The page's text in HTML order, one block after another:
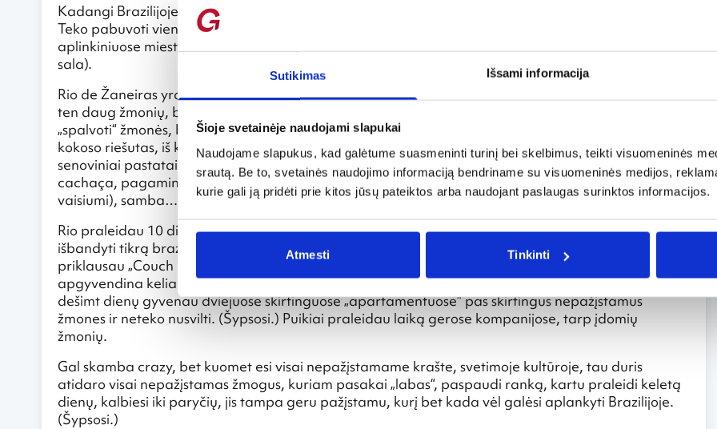
Sutikimas Išsami informacija
Šioje svetainėje naudojami slapukai
Naudojame slapukus, kad galėtume suasmeninti turinį bei skelbimus, teikti visuomeninės
srautą. Be to, svetainės naudojimo informaciją bendriname su visuomeninės medijos,
kurie gali ją pridėti prie kitos jūsų pateiktos arba naudojant paslaugas surinktos informacijos.
Atmesti Tinkinti
Kadangi Brazilijoje praleidau du mėnesius ir teko dirbti, negalėjau aplankyti daug įvairių vietų.
Teko pabuvoti vienuose iš didžiausių ir įžymiausių Brazilijos miestų – San Paule ir Rio de Žaneire,
aplinkiniuose miesteliuose ir nuostabaus grožio žmogaus rankos nepaliestoje saloje Illa Bela (Grožio
sala).
Rio de Žaneiras yra idealių atostogų miestas. To miesto paplūdimiai nėra mano mėgiamiausi, nes
ten daug žmonių, bet jie gerokai skiriasi nuo europietiškų. Ten jauti egzotikos skonį… Aplinkui
„spalvoti“ žmonės, braziliška muzika, į dredus susukti plaukai, rankoje ką tik nuo palmės nuskintas
kokoso riešutas, iš kurio siurbi kokosų sultis, baltas smėlis, aplinkui kalvos, palmės, miesto įvairovė,
senoviniai pastatai, caipirinhos (braziliskas alkoholinis kokteilis, susidedantis iš alkoholinio gėrimo
cachaça, pagaminto iš cukranendrių ir sumaišyto su daug cukraus ir žalios citrinos sultimis arba kivi
vaisiumi), samba… Įvairovės, nuotykių, muzikos, įdomių žmonių, sutiktų pakelėse, miestas.
Rio praleidau 10 dienų. Tai kažkas nepaprasto. Kadangi nusprendžiau vykti ieškoti nuotykių ir
išbandyti tikrą brazilišką gyvenimo stilių, negyvenau viešbučiuose ir jų teritorijoje. Kadangi
priklausau „Couch Surfing“ bendruomenei, porą dienų prieš kelionę susiradau žmones, kurie
apgyvendina keliauninkus, leidžia su jais laiką, keliauja, dalijasi gyvenimo patirtimi ir panašiai. Per
dešimt dienų gyvenau dviejuose skirtinguose „apartamentuose“ pas skirtingus nepažįstamus
žmones ir neteko nusvilti. (Šypsosi.) Puikiai praleidau laiką gerose kompanijose, tarp įdomių
žmonių.
Gal skamba crazy, bet kuomet esi visai nepažįstamame krašte, svetimoje kultūroje, tau duris
atidaro visai nepažįstamas žmogus, kuriam pasakai „labas“, paspaudi ranką, kartu praleidi keletą
dienų, kalbiesi iki paryčių, jis tampa geru pažįstamu, kurį bet kada vėl galėsi aplankyti Brazilijoje.
(Šypsosi.)